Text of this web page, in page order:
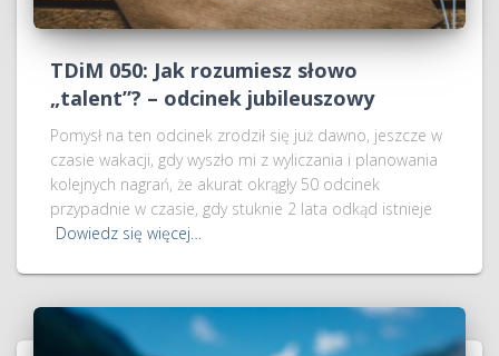
TDiM 050: Jak rozumiesz słowo
„talent”? – odcinek jubileuszowy
Pomysł na ten odcinek zrodził się już dawno, jeszcze w
czasie wakacji, gdy wyszło mi z wyliczania i planowania
kolejnych nagrań, że akurat okrągły 50 odcinek
przypadnie w czasie, gdy stuknie 2 lata odkąd istnieje
Dowiedz się więcej…